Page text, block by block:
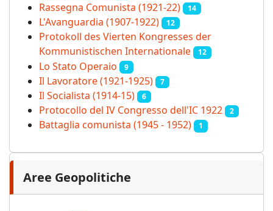
Rassegna Comunista (1921‑22) 14
L'Avanguardia (1907-1922) 12
Protokoll des Vierten Kongresses der
Kommunistischen Internationale
12
Lo Stato Operaio 9
Il Lavoratore (1921-1925) 7
Il Socialista (1914‑15) 6
Protocollo del IV Congresso dell'IC 1922 2
Battaglia comunista (1945 - 1952) 1
Aree Geopolitiche